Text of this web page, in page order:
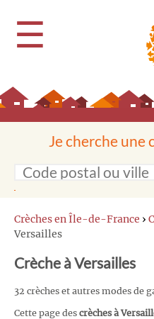
☰
Je cherche une
Crèches en Île-de-France ›
Versailles
Crèche à Versailles
32 crèches et autres modes de
Cette page des crèches à